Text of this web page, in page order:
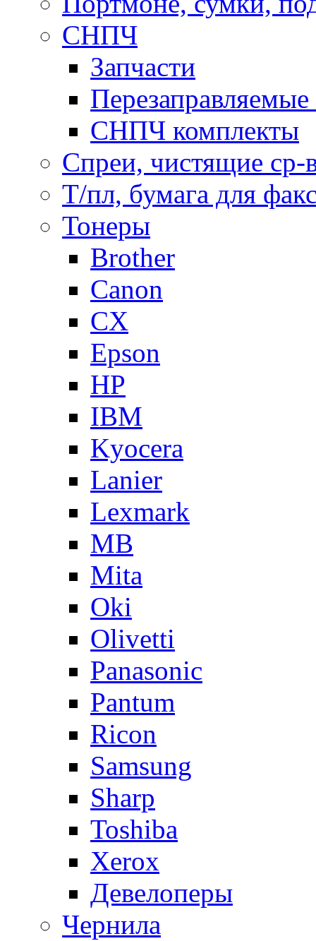
СНПЧ
Запчасти
Перезаправляемые
СНПЧ комплекты
Спреи, чистящие ср-
Т/пл, бумага для
Тонеры
Brother
Canon
CX
Epson
HP
IBM
Kyocera
Lanier
Lexmark
MB
Mita
Oki
Olivetti
Panasonic
Pantum
Ricon
Samsung
Sharp
Toshiba
Xerox
Девелоперы
Чернила